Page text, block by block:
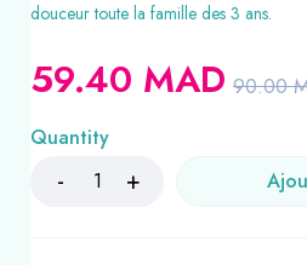
douceur toute la famille des 3 ans.
90.00
59.40 MAD
Quantity